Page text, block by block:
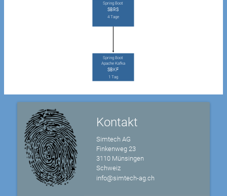
Spring Boot
SBRS
4 Tage
Spring Boot
Apache Kafka
SBKF
1 Tag
Kontakt
Simtech AG
Finkenweg 23
3110 Münsingen
Schweiz
info@simtech-ag.ch